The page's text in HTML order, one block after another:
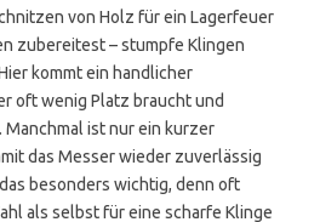
von Holz für ein Lagerfeuer
zubereitest – stumpfe Klingen
kommt ein handlicher
oft wenig Platz braucht und
ist nur ein kurzer
das Messer wieder zuverlässig
besonders wichtig, denn oft
als selbst für eine scharfe Klinge